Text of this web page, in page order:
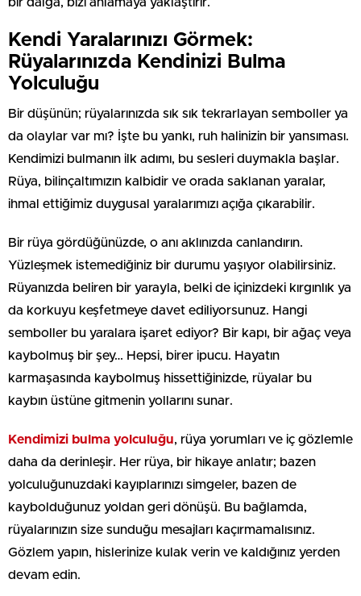
Kendi Yaralarınızı Görmek:
Rüyalarınızda Kendinizi Bulma
Yolculuğu
Bir düşünün; rüyalarınızda sık sık tekrarlayan semboller ya
da olaylar var mı? İşte bu yankı, ruh halinizin bir yansıması.
Kendimizi bulmanın ilk adımı, bu sesleri duymakla başlar.
Rüya, bilinçaltımızın kalbidir ve orada saklanan yaralar,
ihmal ettiğimiz duygusal yaralarımızı açığa çıkarabilir.
Bir rüya gördüğünüzde, o anı aklınızda canlandırın.
Yüzleşmek istemediğiniz bir durumu yaşıyor olabilirsiniz.
Rüyanızda beliren bir yarayla, belki de içinizdeki kırgınlık ya
da korkuyu keşfetmeye davet ediliyorsunuz. Hangi
semboller bu yaralara işaret ediyor? Bir kapı, bir ağaç veya
kaybolmuş bir şey… Hepsi, birer ipucu. Hayatın
karmaşasında kaybolmuş hissettiğinizde, rüyalar bu
kaybın üstüne gitmenin yollarını sunar.
Kendimizi bulma yolculuğu, rüya yorumları ve iç gözlemle
daha da derinleşir. Her rüya, bir hikaye anlatır; bazen
yolculuğunuzdaki kayıplarınızı simgeler, bazen de
kaybolduğunuz yoldan geri dönüşü. Bu bağlamda,
rüyalarınızın size sunduğu mesajları kaçırmamalısınız.
Gözlem yapın, hislerinize kulak verin ve kaldığınız yerden
devam edin.